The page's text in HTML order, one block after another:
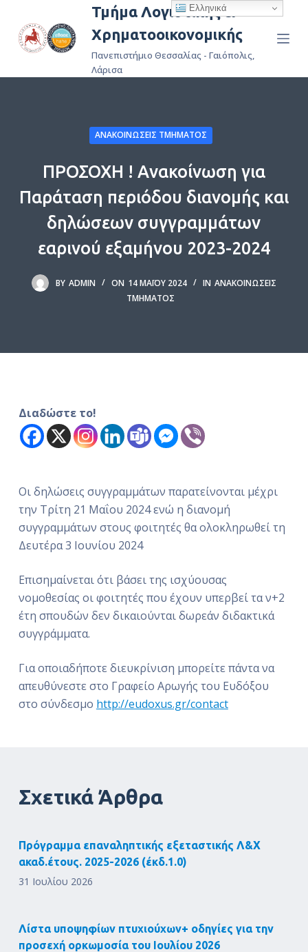
ε
ε
Τμήμα Λογιστικής &
Χρηματοοικονομικής
Πανεπιστήμιο Θεσσαλίας - Γαιόπολις,
Λάρισα
ΑΝΑΚΟΙΝΏΣΕΙΣ ΤΜΉΜΑΤΟΣ
ΠΡΟΣΟΧΗ ! Ανακοίνωση για
Παράταση περιόδου διανομής και
δηλώσεων συγγραμμάτων
εαρινού εξαμήνου 2023-2024
BY ADMIN ON 14 ΜΑΪ́ΟΥ 2024 IN ΑΝΑΚΟΙΝΏΣΕΙΣ
ΤΜΉΜΑΤΟΣ
Διαδώστε το!
Οι δηλώσεις συγγραμμάτων παρατείνονται μέχρι
την Τρίτη 21 Μαΐου 2024 ενώ η διανομή
συγγραμμάτων στους φοιτητές θα ολοκληρωθεί τη
Δευτέρα 3 Ιουνίου 2024
Επισημαίνεται ότι βάσει της ισχύουσας
νομοθεσίας οι φοιτητές που έχουν υπερβεί τα ν+2
έτη σπουδών δεν δικαιούνται δωρεάν διδακτικά
συγγράμματα.
Για οποιαδήποτε διευκρίνιση μπορείτε πάντα να
απευθύνεστε στο Γραφείο Αρωγής του Ευδόξου
στο σύνδεσμο http://eudoxus.gr/contact
Σχετικά Άρθρα
Πρόγραμμα επαναληπτικής εξεταστικής Λ&Χ
ακαδ.έτους. 2025-2026 (έκδ.1.0)
31 Ιουλίου 2026
Λίστα υποψηφίων πτυχιούχων+ οδηγίες για την
προσεχή ορκωμοσία του Ιουλίου 2026
Ελληνικά